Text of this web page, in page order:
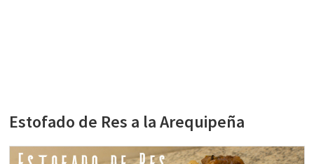
Estofado de Res a la Arequipeña